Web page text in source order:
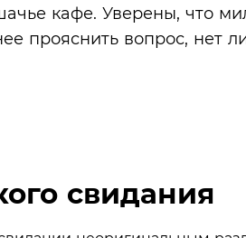
кафе. Уверены, что
прояснить вопрос, нет
свидания